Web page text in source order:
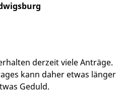
derzeit viele Anträge.
kann daher etwas länger
Geduld.